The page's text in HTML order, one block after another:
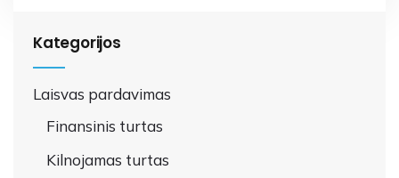
Kategorijos
Laisvas pardavimas
Finansinis turtas
Kilnojamas turtas